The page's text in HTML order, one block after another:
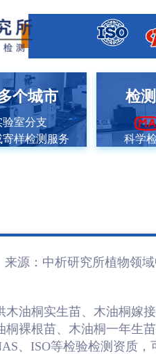
个城市
室分支
样检测服务
检
科学
源： 中析研究所植物领域
油桐实生苗、木油桐嫁
裸根苗、木油桐一年生
、ISO等检验检测资质，